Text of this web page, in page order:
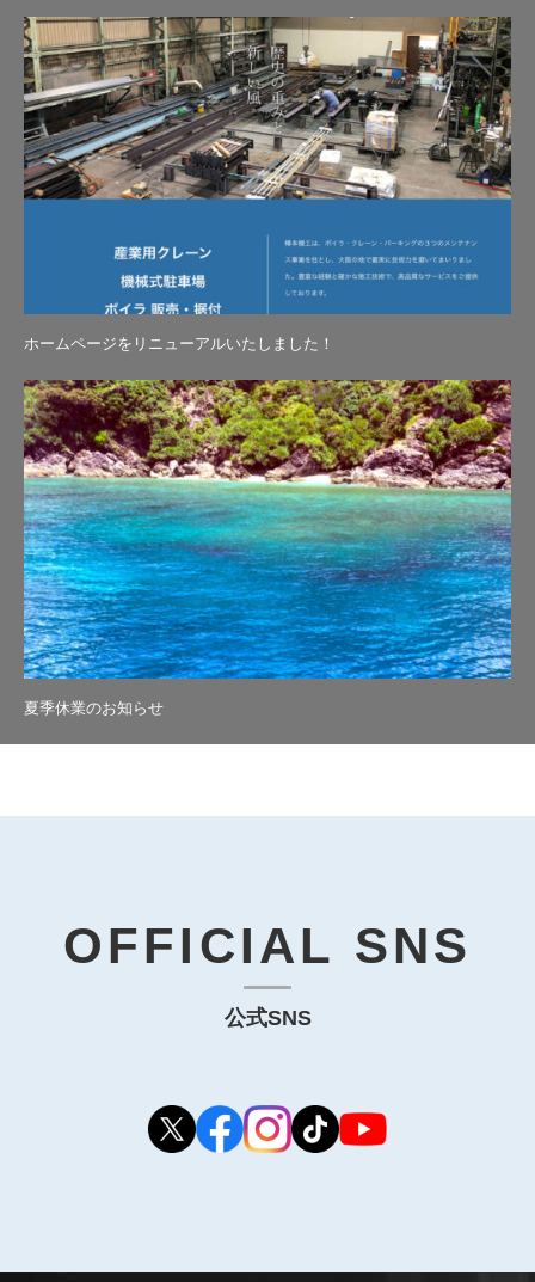
ホームページをリニューアルいたしました！
夏季休業のお知らせ
OFFICIAL SNS
公式SNS